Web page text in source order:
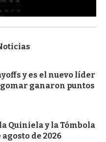
y es el nuevo líder
ganaron puntos
Quiniela y la Tómbola
de 2026